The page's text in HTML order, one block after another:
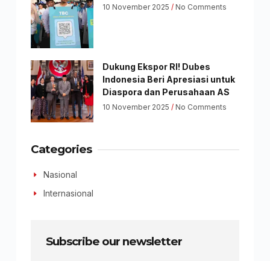
10 November 2025 No Comments
Dukung Ekspor RI! Dubes
Indonesia Beri Apresiasi untuk
Diaspora dan Perusahaan AS
10 November 2025 No Comments
Categories
Nasional
Internasional
Subscribe our newsletter